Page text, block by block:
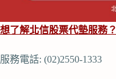
想了解北信股票代墊服務？
服務電話: (02)2550-1333